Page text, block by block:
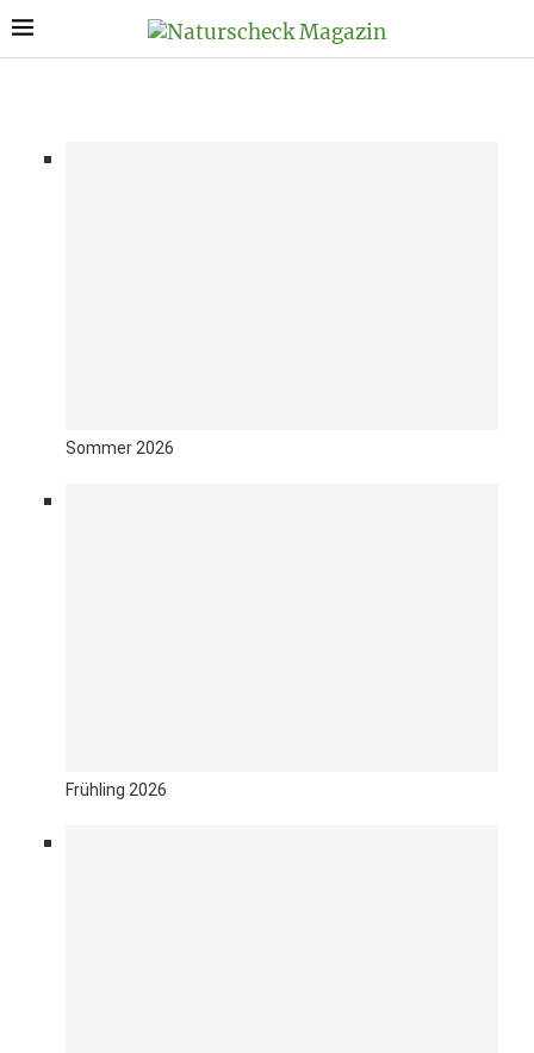
Sommer 2026
Frühling 2026